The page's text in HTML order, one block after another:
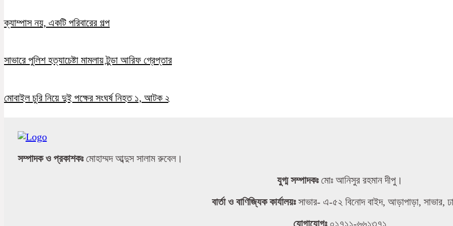
ক্যাম্পাস নয়, একটি পরিবারের গল্প
সাভারে পুলিশ হত্যাচেষ্টা মামলায় টুন্ডা আরিফ গ্রেপ্তার
মোবাইল চুরি নিয়ে দুই পক্ষের সংঘর্ষ নিহত ১, আটক ২
সম্পাদক ও প্রকাশকঃমোহাম্মদ আব্দুস সালাম রুবেল।
যুগ্ম সম্পাদকঃমোঃ আনিসুর রহমান দীপু।
বার্তা ও বাণিজ্যিক কার্যালয়ঃসাভার- এ-৫২ বিনোদ বাইদ, আড়াপাড়া, সাভার,
যোগাযোগঃ০১৭১১-৬৬১৩৭১